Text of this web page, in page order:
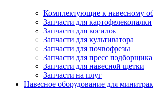
Комплектующие к навесному
Запчасти для картофелекопалки
Запчасти для косилок
Запчасти для культиватора
Запчасти для почвофрезы
Запчасти для пресс
Запчасти для навесной щетки
Запчасти на плуг
Навесное оборудование для